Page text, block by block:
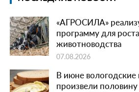
«АГРОСИЛА»
программу для
животноводства
07.08.2026
В июне
произвели половину